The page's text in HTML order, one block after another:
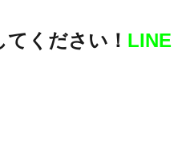
ください！ LINE